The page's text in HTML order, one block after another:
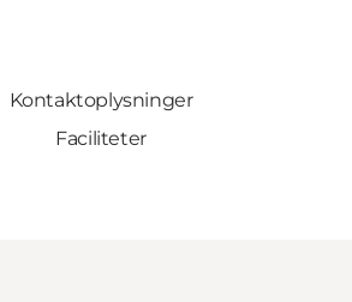
Kontaktoplysninger
Faciliteter